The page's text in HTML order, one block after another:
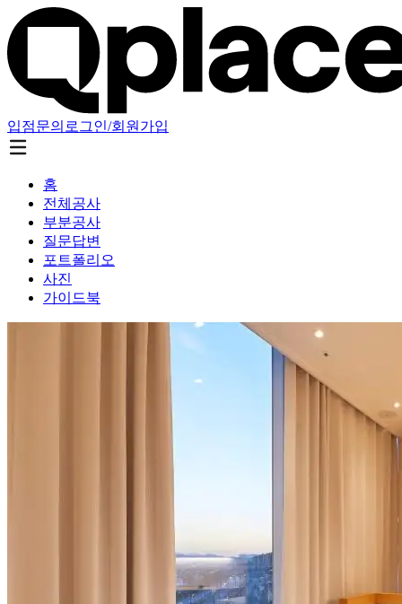
입점문의 로그인/회원가입
홈
전체공사
부분공사
질문답변
포트폴리오
사진
가이드북